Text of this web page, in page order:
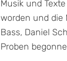
Musik und
worden und die
Bass, Daniel
Proben